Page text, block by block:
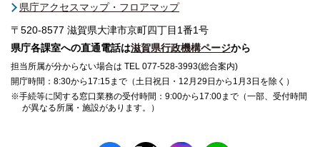
県庁アクセスマップ・フロアマップ
〒520-8577 滋賀県大津市京町四丁目1番1号
県庁各課室への直通電話は滋賀県行政機構ページから
担当所属が分からない場合は TEL 077-528-3993(総合案内)
開庁時間：8:30から17:15まで（土日祝日・12月29日から1月3日を除く）
※手続等に関する窓口業務の受付時間：9:00から17:00まで（一部、受付時間
が異なる所属・施設があります。）